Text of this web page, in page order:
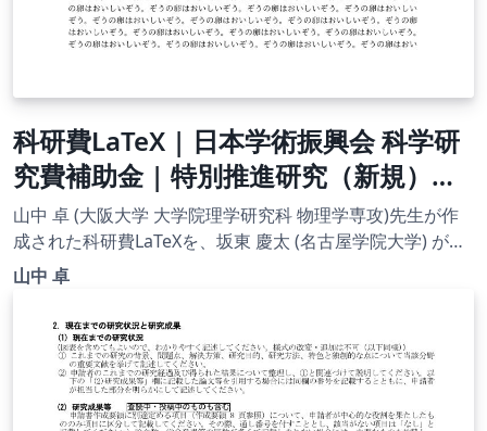
科研費LaTeX | 日本学術振興会 科学研
究費補助金 | 特別推進研究（新規）・
日本語版その１ | 2020.09.02
山中 卓 (大阪大学 大学院理学研究科 物理学専攻)先生が作
成された科研費LaTeXを、坂東 慶太 (名古屋学院大学) が了
承を得てテンプレート登録しています。 詳細はこちら↓を
u.ac.jp/~taku/kakenhiLaTeX/
山中 卓